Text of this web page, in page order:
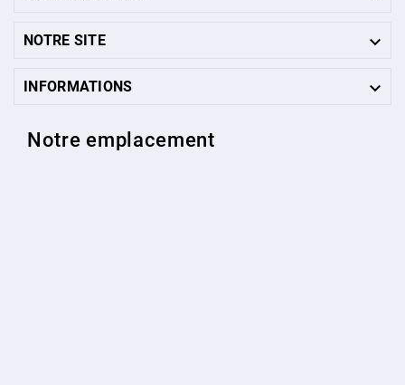
NOTRE SITE 
INFORMATIONS 
Notre emplacement